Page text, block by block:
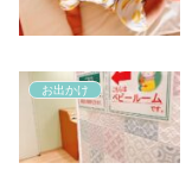
お出かけ